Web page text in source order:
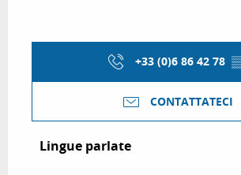
+33 (0)6 86 42 78
CONTATTATECI
Lingue parlate
Lingue parlate